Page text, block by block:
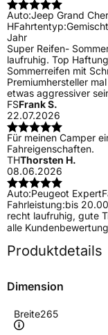
Auto:Jeep Grand
HFahrtentyp:Gemischt
Jahr
Super Reifen-
laufruhig. Top
Sommerreifen mit
Premiumhersteller
etwas aggressiver
FSFrank S.
22.07.2026
Für meinen Camper
Fahreigenschaften.
THThorsten H.
08.06.2026
Auto:Peugeot Expert
Fahrleistung:bis
recht laufruhig, gute
alle
Produktdetails
Dimension
Breite265